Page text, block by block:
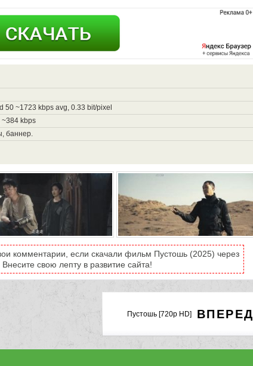
50 ~1723 kbps avg, 0.33 bit/pixel
~384 kbps
баннер.
комментарии, если скачали фильм Пустошь (2025) через
свою лепту в развитие сайта!
ВПЕРЕД
Пустошь [720p HD]